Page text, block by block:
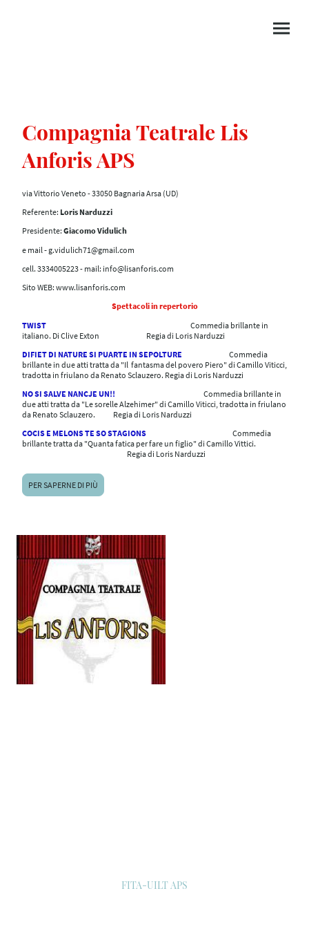
Compagnia Teatrale Lis
Anforis APS
via Vittorio Veneto - 33050 Bagnaria Arsa (UD)
Referente: Loris Narduzzi
Presidente: Giacomo Vidulich
e mail -g.vidulich71@gmail.com
cell. 3334005223 - mail: info@lisanforis.com
Sito WEB: www.lisanforis.com
Spettacoli in repertorio
TWIST
Commedia brillante in
italiano. Di Clive Exton Regia di Loris Narduzzi
DIFIET DI NATURE SI PUARTE IN SEPOLTURE
Commedia
brillante in due atti tratta da "Il fantasma del povero Piero" di Camillo Viticci,
tradotta in friulano da Renato Sclauzero. Regia di Loris Narduzzi
NO SI SALVE NANCJE UN!!
Commedia brillante in
due atti tratta da "Le sorelle Alzehimer" di Camillo Viticci, tradotta in friulano
da Renato Sclauzero. Regia di Loris Narduzzi
COCIS E MELONS TE SO STAGIONS
Commedia
brillante tratta da "Quanta fatica per fare un figlio" di Camillo Vittici.
Regia di Loris Narduzzi
PER SAPERNE DI PIÙ
FITA-UILT APS